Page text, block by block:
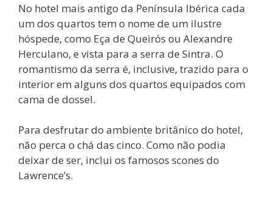
No hotel mais antigo da Península Ibérica cada
um dos quartos tem o nome de um ilustre
hóspede, como Eça de Queirós ou Alexandre
Herculano, e vista para a serra de Sintra. O
romantismo da serra é, inclusive, trazido para o
interior em alguns dos quartos equipados com
cama de dossel.
Para desfrutar do ambiente britânico do hotel,
não perca o chá das cinco. Como não podia
deixar de ser, inclui os famosos scones do
Lawrence’s.